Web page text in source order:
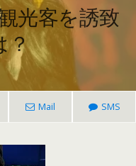
光客を誘致
？
Mail SMS